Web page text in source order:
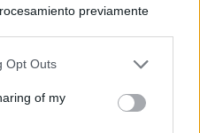
previamente
en cuenta que algún
tiene el derecho de
preferencias se aplicarán
Opt Outs
of my